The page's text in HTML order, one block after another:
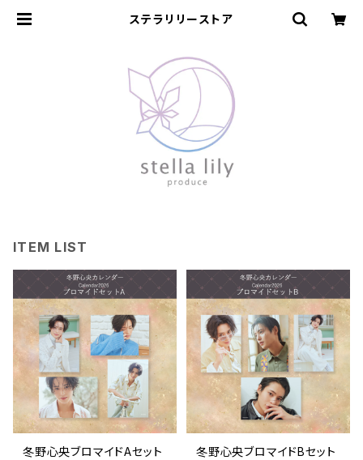
ステラリリーストア
ITEM LIST
冬野心央ブロマイドAセット
冬野心央ブロマイドBセット